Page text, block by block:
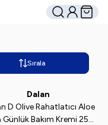
Hesabım
Sepetim
Sırala
Dalan
D Olive Rahatlatıcı Aloe
Günlük Bakım Kremi 250